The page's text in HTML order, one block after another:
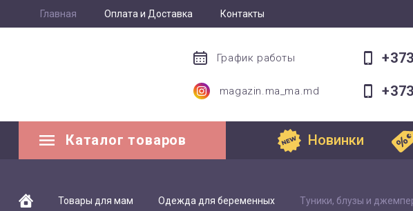
Главная Оплата и Доставка Контакты
График работы
magazin.ma_ma.md
Каталог товаров Новинки
Товары для мам Одежда для беременных Туники, блузы и